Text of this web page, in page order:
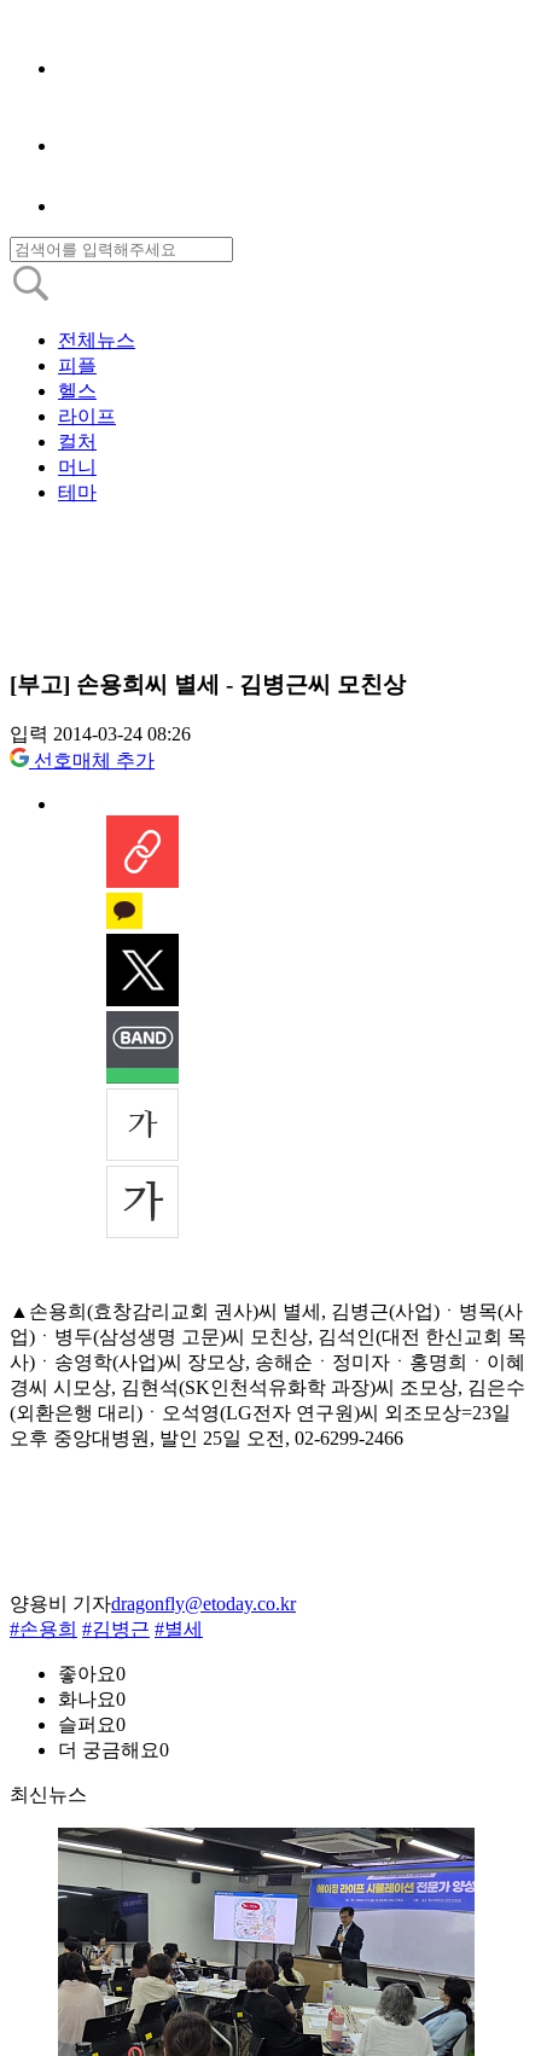
전체뉴스
피플
헬스
라이프
컬처
머니
테마
[부고] 손용희씨 별세 - 김병근씨 모친상
입력 2014-03-24 08:26
선호매체 추가
▲손용희(효창감리교회 권사)씨 별세, 김병근(사업)ㆍ병목(사
업)ㆍ병두(삼성생명 고문)씨 모친상, 김석인(대전 한신교회 목
사)ㆍ송영학(사업)씨 장모상, 송해순ㆍ정미자ㆍ홍명희ㆍ이혜
경씨 시모상, 김현석(SK인천석유화학 과장)씨 조모상, 김은수
(외환은행 대리)ㆍ오석영(LG전자 연구원)씨 외조모상=23일
오후 중앙대병원, 발인 25일 오전, 02-6299-2466
양용비 기자dragonfly@etoday.co.kr
#손용희 #김병근 #별세
좋아요0
화나요0
슬퍼요0
더 궁금해요0
최신뉴스